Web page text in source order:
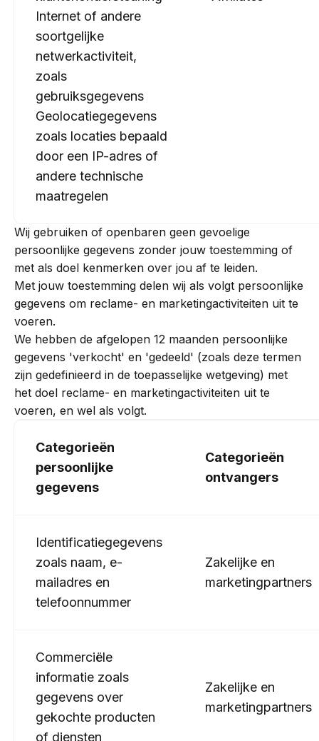
Internet of andere
soortgelijke
netwerkactiviteit,
zoals
gebruiksgegevens
Geolocatiegegevens
zoals locaties bepaald
door een IP-adres of
andere technische
maatregelen
Wij gebruiken of openbaren geen gevoelige
persoonlijke gegevens zonder jouw toestemming of
met als doel kenmerken over jou af te leiden.
Met jouw toestemming delen wij als volgt persoonlijke
gegevens om reclame- en marketingactiviteiten uit te
voeren.
We hebben de afgelopen 12 maanden persoonlijke
gegevens 'verkocht' en 'gedeeld' (zoals deze termen
zijn gedefinieerd in de toepasselijke wetgeving) met
het doel reclame- en marketingactiviteiten uit te
voeren, en wel als volgt.
Categorieën
persoonlijke
gegevens
Categorieën
ontvangers
Identificatiegegevens
zoals naam, e-
mailadres en
telefoonnummer
Zakelijke en
marketingpartners
Commerciële
informatie zoals
gegevens over
gekochte producten
of diensten
Zakelijke en
marketingpartners